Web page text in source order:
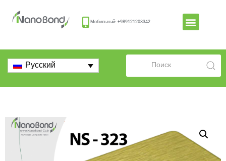
Мобильный: +989121208342
Русский